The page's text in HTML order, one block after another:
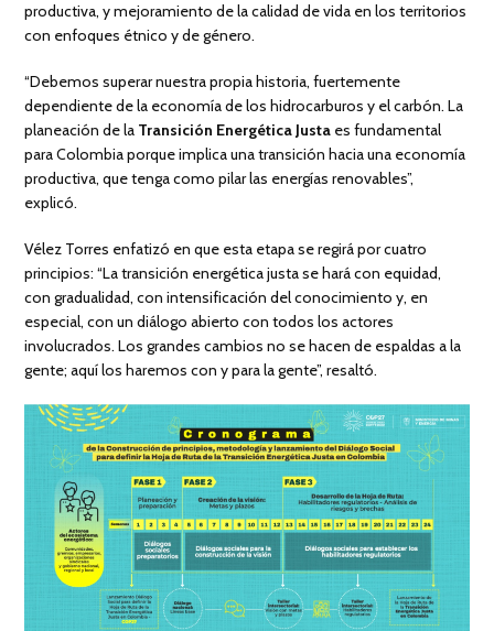
productiva, y mejoramiento de la calidad de vida en los territorios
con enfoques étnico y de género.
“Debemos superar nuestra propia historia, fuertemente
dependiente de la economía de los hidrocarburos y el carbón. La
planeación de la Transición Energética Justa es fundamental
para Colombia porque implica una transición hacia una economía
productiva, que tenga como pilar las energías renovables”,
explicó.
Vélez Torres enfatizó en que esta etapa se regirá por cuatro
principios: “La transición energética justa se hará con equidad,
con gradualidad, con intensificación del conocimiento y, en
especial, con un diálogo abierto con todos los actores
involucrados. Los grandes cambios no se hacen de espaldas a la
gente; aquí los haremos con y para la gente”, resaltó.